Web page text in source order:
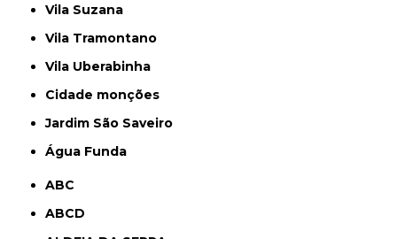
Vila Suzana
Vila Tramontano
Vila Uberabinha
cidade monções
jardim São Saveiro
Água Funda
ABC
ABCD